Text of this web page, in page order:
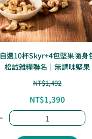
自選10杯Skyr+4包堅果隨身
松誠雜糧聯名｜無調味堅果
NT$1,492
NT$1,390